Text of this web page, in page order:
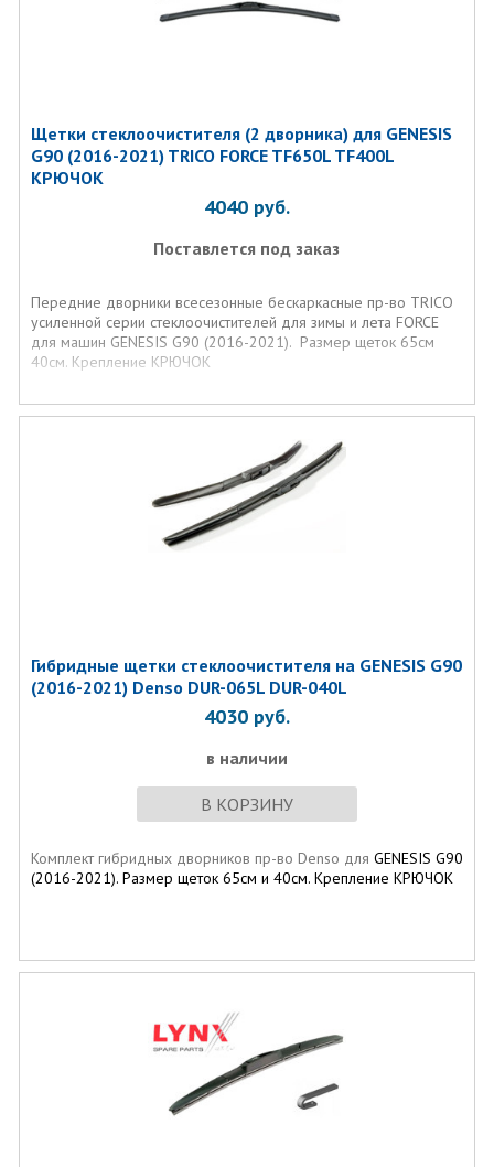
Щетки стеклоочистителя (2 дворника) для GENESIS
G90 (2016-2021) TRICO FORCE TF650L TF400L
КРЮЧОК
4040 руб.
Поставлется под заказ
Передние дворники всесезонные бескаркасные пр-во TRICO
усиленной серии стеклоочистителей для зимы и лета FORCE
для машин GENESIS G90 (2016-2021). Размер щеток 65см
40см. Крепление КРЮЧОК
Гибридные щетки стеклоочистителя на GENESIS G90
(2016-2021) Denso DUR-065L DUR-040L
4030 руб.
в наличии
В КОРЗИНУ
Комплект гибридных дворников пр-во Denso для GENESIS G90
(2016-2021). Размер щеток 65см и 40см. Крепление КРЮЧОК